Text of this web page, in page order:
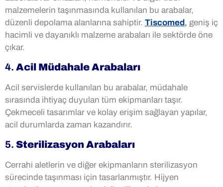
malzemelerin taşınmasında kullanılan bu arabalar,
düzenli depolama alanlarına sahiptir. Tiscomed, geniş iç
hacimli ve dayanıklı malzeme arabaları ile sektörde öne
çıkar.
4. Acil Müdahale Arabaları
Acil servislerde kullanılan bu arabalar, müdahale
sırasında ihtiyaç duyulan tüm ekipmanları taşır.
Çekmeceli tasarımlar ve kolay erişim sağlayan yapılar,
acil durumlarda zaman kazandırır.
5. Sterilizasyon Arabaları
Cerrahi aletlerin ve diğer ekipmanların sterilizasyon
sürecinde taşınması için tasarlanmıştır. Hijyen